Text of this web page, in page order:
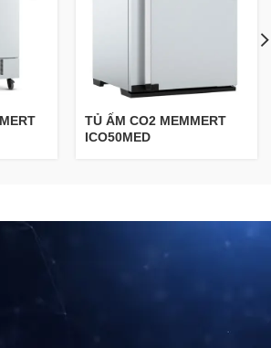
TỦ ẤM CO2 MEMMERT
ICO50MED